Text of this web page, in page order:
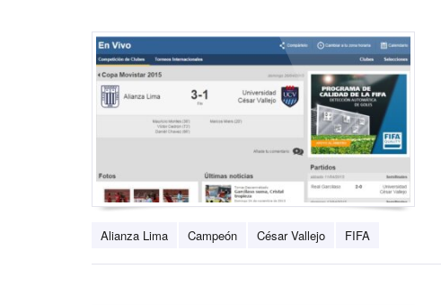
Alianza Lima Campeón César Vallejo FIFA